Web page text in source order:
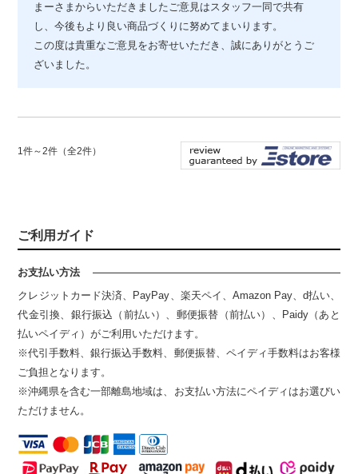
まーさまからいただきましたご意見はスタッフ一同で共有
し、今後もより良い商品づくりに努めてまいります。
この度は貴重なご意見をお寄せいただき、誠にありがとうご
ざいました。
1件～2件（全2件）
ご利用ガイド
お支払い方法
クレジットカード決済、PayPay、楽天ペイ、Amazon Pay、d払い、
代金引換、銀行振込（前払い）、郵便振替（前払い）、Paidy（あと
払いペイディ）がご利用いただけます。
※代引手数料、銀行振込手数料、郵便振替、ペイディ手数料はお客様
ご負担となります。
※沖縄県を含む一部離島地域は、お支払い方法にペイディはお選びい
ただけません。